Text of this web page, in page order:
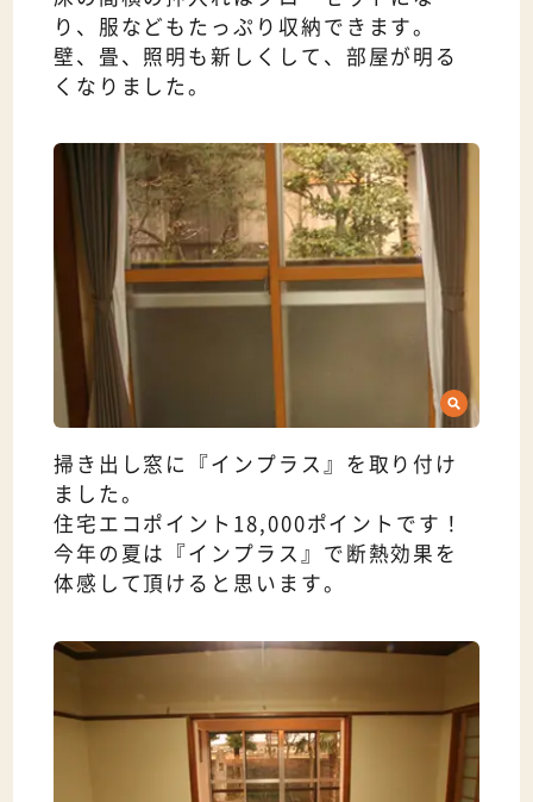
り、服などもたっぷり収納できます。
壁、畳、照明も新しくして、部屋が明る
くなりました。
掃き出し窓に『インプラス』を取り付け
ました。
住宅エコポイント18,000ポイントです！
今年の夏は『インプラス』で断熱効果を
体感して頂けると思います。